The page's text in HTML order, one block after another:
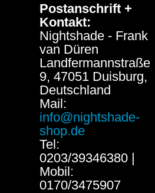
Postanschrift +
Kontakt:
Nightshade - Frank
van Düren
Landfermannstraße
9, 47051 Duisburg,
Deutschland
Mail:
info@nightshade-
shop.de
Tel:
0203/39346380 |
Mobil:
0170/3475907